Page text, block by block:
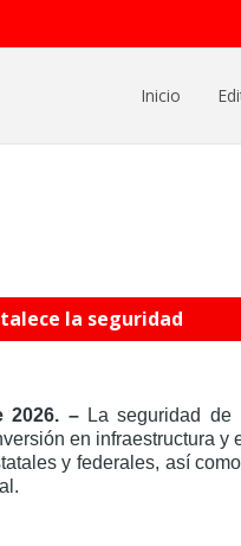
Inicio
la seguridad
2026. –
La seguridad
en infraestructura y
y federales, así